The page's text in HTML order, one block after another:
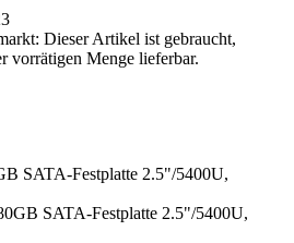
Dieser Artikel ist gebraucht,
vorrätigen Menge lieferbar.
SATA-Festplatte 2.5"/5400U,
SATA-Festplatte 2.5"/5400U,